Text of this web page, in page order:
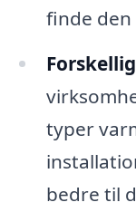
finde den
typer
bedre til